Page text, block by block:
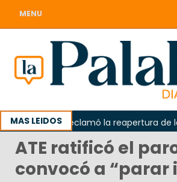
MENU
MAS LEIDOS
Odarda reclamó la reapertura de la
ATE ratificó el
convocó a “parar